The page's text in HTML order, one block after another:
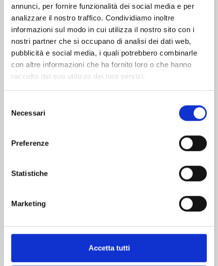
annunci, per fornire funzionalità dei social media e per
analizzare il nostro traffico. Condividiamo inoltre
informazioni sul modo in cui utilizza il nostro sito con i
nostri partner che si occupano di analisi dei dati web,
pubblicità e social media, i quali potrebbero combinarle
con altre informazioni che ha fornito loro o che hanno
raccolto dal suo utilizzo dei loro servizi.
delNecessari
Preferenze
Statistiche
Marketing
Accetta tutti
Altri volumi della serie
SHIKIMORI’S NOT JUST A CUTIE n. 20
€ 6,50